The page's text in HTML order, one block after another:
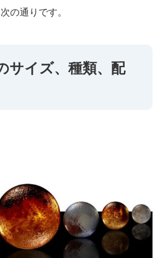
の通りです。
サイズ、種類、配